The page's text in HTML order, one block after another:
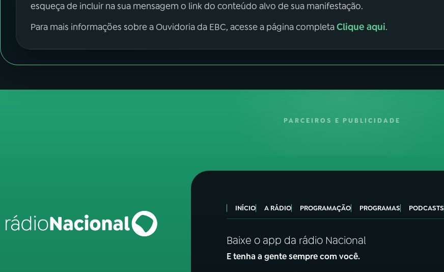
esqueça de incluir na sua mensagem o link do conteúdo alvo de sua manifestação.
Para mais informações sobre a Ouvidoria da EBC, acesse a página completaClique aqui.
PARCEIROS E PUBLICIDADE
INÍCIO A RÁDIO PROGRAMAÇÃO PROGRAMAS PODCASTS
Baixe o app da rádio Nacional
E tenha a gente sempre com você.